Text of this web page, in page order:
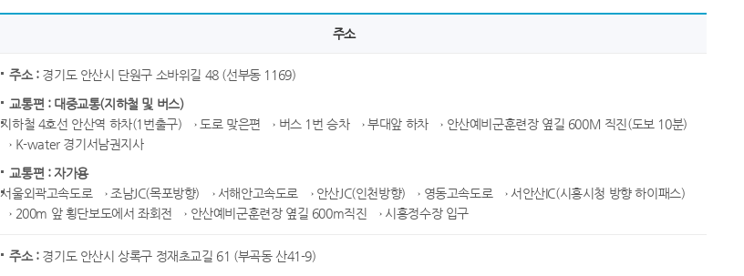
주소
주소 : 경기도 안산시 단원구 소바위길 48 (선부동 1169)
교통편 : 대중교통(지하철 및 버스)
지하철 4호선 안산역 하차(1번출구) → 도로 맞은편 → 버스 1번 승차 → 부대앞 하차 → 안산예비군훈련장 옆길 600M 직진(도보 10분)
→ K-water 경기서남권지사
교통편 : 자가용
서울외곽고속도로 → 조남JC(목포방향) → 서해안고속도로 → 안산JC(인천방향) → 영동고속도로 → 서안산IC(시흥시청 방향 하이패스)
→ 200m 앞 횡단보도에서 좌회전 → 안산예비군훈련장 옆길 600m직진 → 시흥정수장 입구
주소 : 경기도 안산시 상록구 정재초교길 61 (부곡동 산41-9)